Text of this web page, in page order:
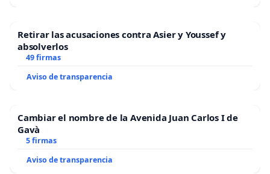
Retirar las acusaciones contra Asier y Youssef y
absolverlos
49 firmas
Aviso de transparencia
Cambiar el nombre de la Avenida Juan Carlos I de
Gavà
5 firmas
Aviso de transparencia